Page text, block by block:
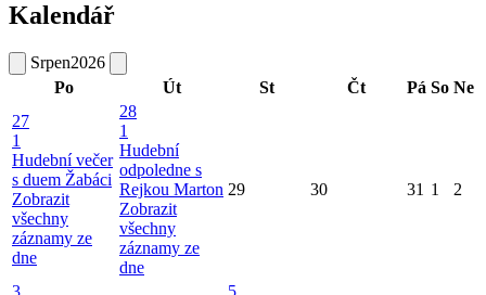
Kalendář
Srpen2026
Po
Út St Čt Pá So Ne
27
1
Hudební večer
s duem Žabáci
Zobrazit
všechny
záznamy ze
dne
28
1
Hudební
odpoledne s
Rejkou Marton
Zobrazit
všechny
záznamy ze
dne
29 30 31 1 2
3
5